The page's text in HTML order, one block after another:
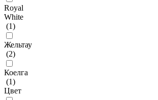
Royal
White
(1)
Жельтау
(2)
Коелга
(1)
Цвет